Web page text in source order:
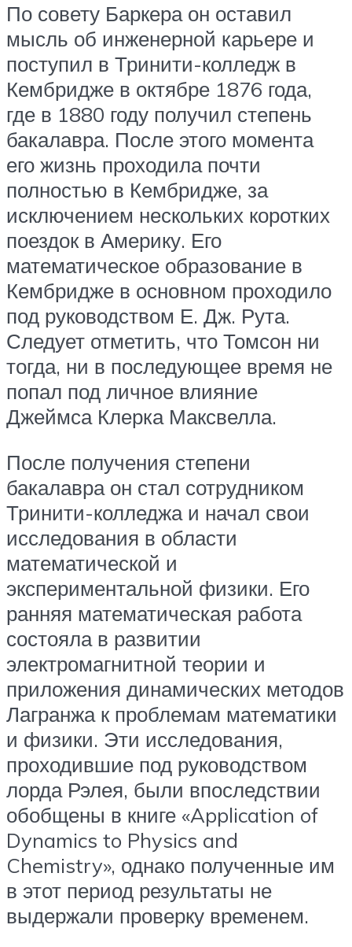
По совету Баркера он оставил
мысль об инженерной карьере и
поступил в Тринити-колледж в
Кембридже в октябре 1876 года,
где в 1880 году получил степень
бакалавра. После этого момента
его жизнь проходила почти
полностью в Кембридже, за
исключением нескольких коротких
поездок в Америку. Его
математическое образование в
Кембридже в основном проходило
под руководством Е. Дж. Рута.
Следует отметить, что Томсон ни
тогда, ни в последующее время не
попал под личное влияние
Джеймса Клерка Максвелла.
После получения степени
бакалавра он стал сотрудником
Тринити-колледжа и начал свои
исследования в области
математической и
экспериментальной физики. Его
ранняя математическая работа
состояла в развитии
электромагнитной теории и
приложения динамических методов
Лагранжа к проблемам математики
и физики. Эти исследования,
проходившие под руководством
лорда Рэлея, были впоследствии
обобщены в книге «Application of
Dynamics to Physics and
Chemistry», однако полученные им
в этот период результаты не
выдержали проверку временем.